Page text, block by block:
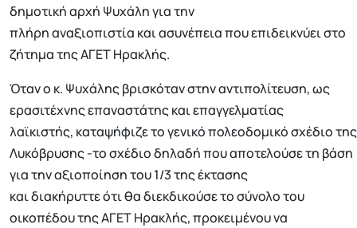
δημοτική αρχή Ψυχάλη για την
πλήρη αναξιοπιστία και ασυνέπεια που επιδεικνύει στο
ζήτημα της ΑΓΕΤ Ηρακλής.
Όταν ο κ. Ψυχάλης βρισκόταν στην αντιπολίτευση, ως
ερασιτέχνης επαναστάτης και επαγγελματίας
λαϊκιστής, καταψήφιζε το γενικό πολεοδομικό σχέδιο της
Λυκόβρυσης -το σχέδιο δηλαδή που αποτελούσε τη βάση
για την αξιοποίηση του 1/3 της έκτασης
και διακήρυττε ότι θα διεκδικούσε το σύνολο του
οικοπέδου της ΑΓΕΤ Ηρακλής, προκειμένου να